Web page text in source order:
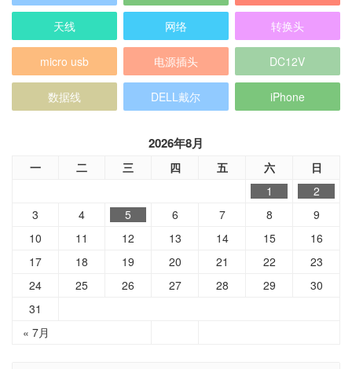
天线 网络 转换头
micro usb 电源插头 DC12V
数据线 DELL戴尔 iPhone
2026年8月
一 二 三 四 五 六 日
« 7月
1
2
3
4 5 6 7 8
9
10
11 12 13 14 15
16
17
18 19 20 21 22
23
24
25 26 27 28 29
30
31